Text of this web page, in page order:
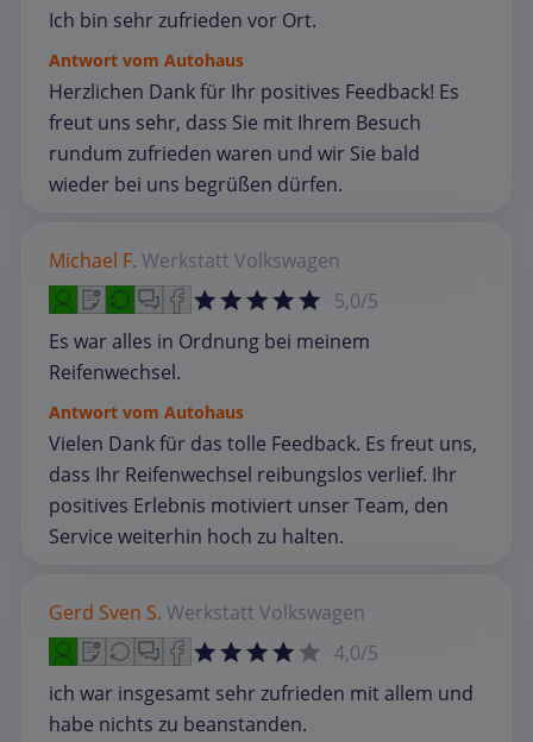
Ich bin sehr zufrieden vor Ort.
Antwort vom Autohaus
Herzlichen Dank für Ihr positives Feedback! Es
freut uns sehr, dass Sie mit Ihrem Besuch
rundum zufrieden waren und wir Sie bald
wieder bei uns begrüßen dürfen.
Michael F. Werkstatt Volkswagen
5,0/5
Es war alles in Ordnung bei meinem
Reifenwechsel.
Antwort vom Autohaus
Vielen Dank für das tolle Feedback. Es freut uns,
dass Ihr Reifenwechsel reibungslos verlief. Ihr
positives Erlebnis motiviert unser Team, den
Service weiterhin hoch zu halten.
Gerd Sven S. Werkstatt Volkswagen
4,0/5
ich war insgesamt sehr zufrieden mit allem und
habe nichts zu beanstanden.